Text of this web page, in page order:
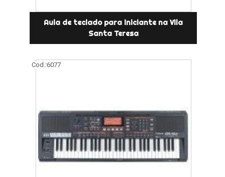
Aula de teclado para iniciante na Vila
Santa Teresa
Cod.:6077